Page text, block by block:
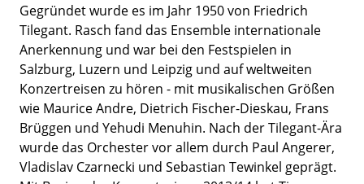
Gegründet wurde es im Jahr 1950 von Friedrich
Tilegant. Rasch fand das Ensemble internationale
Anerkennung und war bei den Festspielen in
Salzburg, Luzern und Leipzig und auf weltweiten
Konzertreisen zu hören - mit musikalischen Größen
wie Maurice Andre, Dietrich Fischer-Dieskau, Frans
Brüggen und Yehudi Menuhin. Nach der Tilegant-Ära
wurde das Orchester vor allem durch Paul Angerer,
Vladislav Czarnecki und Sebastian Tewinkel geprägt.